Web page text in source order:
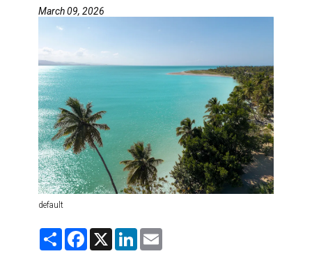
AGENTS DE VOYAGE
FORMATION & RESSOURCES
March 09, 2026
default
S
F
X
L